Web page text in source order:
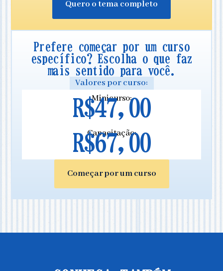
Quero o tema completo
Prefere começar por um curso
específico? Escolha o que faz
mais sentido para você.
Valores por curso:
Minicurso:
R$47,00
Capacitação:
R$67,00
Começar por um curso